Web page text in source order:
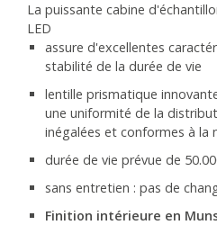
La puissante cabine
LED
assure d'excellentes
stabilité de la durée de vie
lentille prismatique
une uniformité de la
inégalées et conformes à la
durée de vie prévue de
sans entretien : pas de
Finition intérieure en